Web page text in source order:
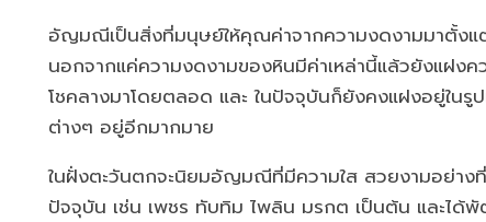
อัญมณีเป็นสิ่งที่มนุษย์ให้คุณค่าจากความงดงามมาตั้งแ
นอกจากแค่ความงดงามของหินมีค่าเหล่านี้แล้วยังแฝงคว
โชคลางมาโดยตลอด และ ในปัจจุบันก็ยังคงแฝงอยู่ในรู
ต่างๆ อยู่อีกมากมาย
ในฝั่งตะวันตกจะนิยมอัญมณีที่มีความใส สวยงามอย่างที่
ปัจจุบัน เช่น เพชร ทับทิม ไพลิน มรกต เป็นต้น และได้